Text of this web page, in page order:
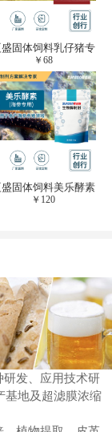
盛固体饲料乳仔猪专
用复合酶SFG-0932
￥68
盛固体饲料美乐酵素
(水产海参海胆专
￥ 120
发、应用技术研
基地及超滤膜浓缩